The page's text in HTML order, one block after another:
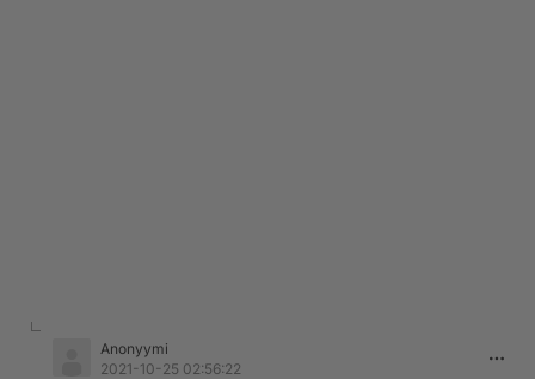
Anonyymi
2021-10-25 02:56:22